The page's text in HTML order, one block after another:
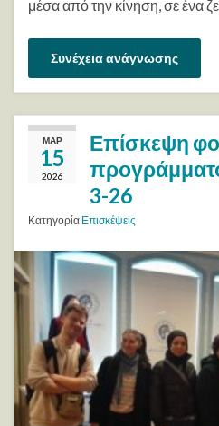
μέσα από την κίνηση, σε ένα
Συνέχεια ανάγνωσης
ΜΑΡ
15
2026
Επίσκεψη
3-26
Κατηγορία Επισκέψεις